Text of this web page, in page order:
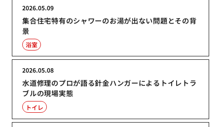
集合住宅特有のシャワーのお湯が出ない問題とその背
景
2026.05.09
浴室
水道修理のプロが語る針金ハンガーによるトイレトラ
ブルの現場実態
2026.05.08
トイレ